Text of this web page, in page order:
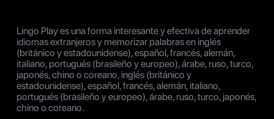
Lingo Play es una forma interesante y efectiva de aprender
idiomas extranjeros y memorizar palabras en inglés
(británico y estadounidense), español, francés, alemán,
italiano, portugués (brasileño y europeo), árabe, ruso, turco,
japonés, chino o coreano, inglés (británico y
estadounidense), español, francés, alemán, italiano,
portugués (brasileño y europeo), árabe, ruso, turco, japonés,
chino o coreano.